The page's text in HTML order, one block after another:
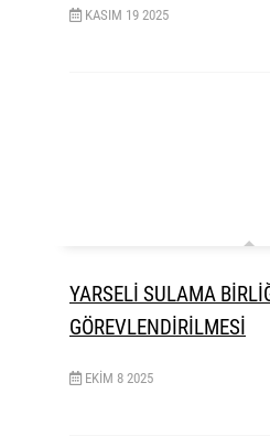
KASIM 19 2025
YARSELİ SULAMA
GÖREVLENDİRİLMESİ
EKIM 8 2025